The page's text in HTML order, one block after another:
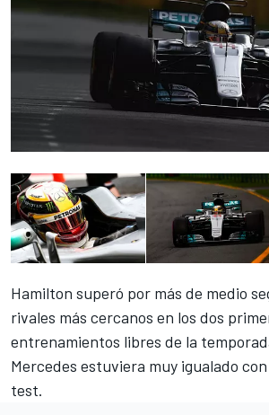
Hamilton superó por más de medio
rivales más cercanos en los dos
entrenamientos libres de la
Mercedes estuviera muy igualado
test.